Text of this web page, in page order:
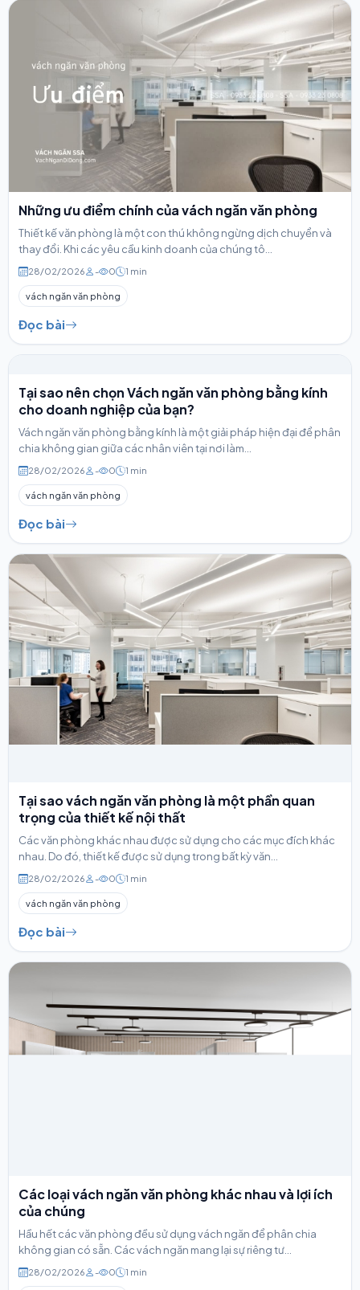
Những ưu điểm chính của vách ngăn văn phòng
Thiết kế văn phòng là một con thú không ngừng dịch chuyển và
thay đổi. Khi các yêu cầu kinh doanh của chúng tô...
28/02/2026 - 0 1 min
vách ngăn văn phòng
Đọc bài
Tại sao nên chọn Vách ngăn văn phòng bằng kính
cho doanh nghiệp của bạn?
Vách ngăn văn phòng bằng kính là một giải pháp hiện đại để phân
chia không gian giữa các nhân viên tại nơi làm...
28/02/2026 - 0 1 min
vách ngăn văn phòng
Đọc bài
Tại sao vách ngăn văn phòng là một phần quan
trọng của thiết kế nội thất
Các văn phòng khác nhau được sử dụng cho các mục đích khác
nhau. Do đó, thiết kế được sử dụng trong bất kỳ văn...
28/02/2026 - 0 1 min
vách ngăn văn phòng
Đọc bài
Các loại vách ngăn văn phòng khác nhau và lợi ích
của chúng
Hầu hết các văn phòng đều sử dụng vách ngăn để phân chia
không gian có sẵn. Các vách ngăn mang lại sự riêng tư...
28/02/2026 - 0 1 min